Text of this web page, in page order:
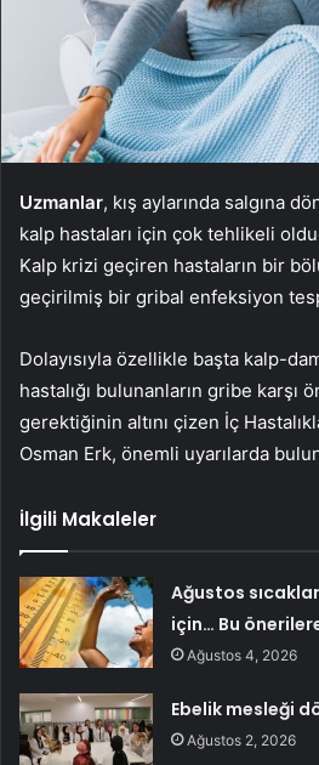
Uzmanlar, kış aylarında salgına
kalp hastaları için çok tehlikeli
Kalp krizi geçiren hastaların bir
geçirilmiş bir gribal enfeksiyon
Dolayısıyla özellikle başta kalp-
hastalığı bulunanların gribe karşı
gerektiğinin altını çizen İç
Osman Erk, önemli uyarılarda
İlgili Makaleler
Ağustos
için… Bu
Ağustos 4, 2026
Ebelik mesleği
Ağustos 2, 2026